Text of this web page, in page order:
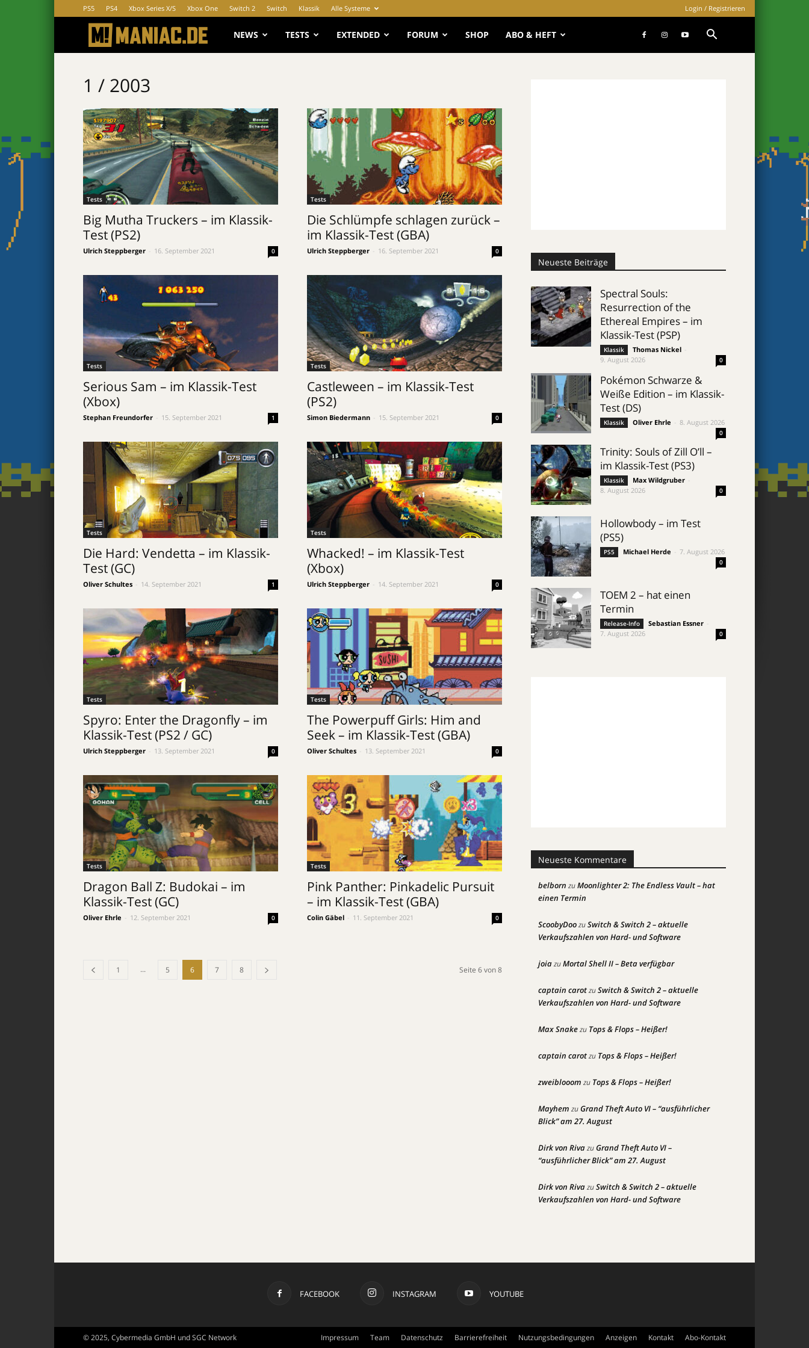
PS5 PS4 Xbox Series X/S Xbox One Switch 2 Switch Klassik Alle Systeme Login / Registrieren
MANIAC.de
NEWS TESTS EXTENDED FORUM SHOP ABO & HEFT
1 / 2003
Tests
Big Mutha Truckers – im Klassik-
Test (PS2)
Ulrich Steppberger 16. September 2021 0
Tests
Die Schlümpfe schlagen zurück –
im Klassik-Test (GBA)
Ulrich Steppberger 16. September 2021 0
Tests
Serious Sam – im Klassik-Test
(Xbox)
Stephan Freundorfer 15. September 2021 1
Tests
Castleween – im Klassik-Test
(PS2)
Simon Biedermann 15. September 2021 0
Tests
Die Hard: Vendetta – im Klassik-
Test (GC)
Oliver Schultes 14. September 2021 1
Tests
Whacked! – im Klassik-Test
(Xbox)
Ulrich Steppberger 14. September 2021 0
Tests
Spyro: Enter the Dragonfly – im
Klassik-Test (PS2 / GC)
Ulrich Steppberger 13. September 2021 0
Tests
The Powerpuff Girls: Him and
Seek – im Klassik-Test (GBA)
Oliver Schultes 13. September 2021 0
Tests
Dragon Ball Z: Budokai – im
Klassik-Test (GC)
Oliver Ehrle 12. September 2021 0
Tests
Pink Panther: Pinkadelic Pursuit
– im Klassik-Test (GBA)
Colin Gäbel 11. September 2021 0
1 ... 5 6 7 8 Seite 6 von 8
Neueste Beiträge
Spectral Souls:
Resurrection of the
Ethereal Empires – im
Klassik-Test (PSP)
Klassik Thomas Nickel
9. August 2026
0
Pokémon Schwarze &
Weiße Edition – im Klassik-
Test (DS)
Klassik Oliver Ehrle 8. August 2026
0
Trinity: Souls of Zill O’ll –
im Klassik-Test (PS3)
Klassik Max Wildgruber
8. August 2026
0
Hollowbody – im Test
(PS5)
PS5 Michael Herde 7. August 2026
0
TOEM 2 – hat einen
Termin
Release-Info Sebastian Essner
7. August 2026
0
Neueste Kommentare
belborn zuMoonlighter 2: The Endless Vault – hat
einen Termin
ScoobyDoozuSwitch & Switch 2 – aktuelle
Verkaufszahlen von Hard- und Software
joiazuMortal Shell II – Beta verfügbar
captain carotzuSwitch & Switch 2 – aktuelle
Verkaufszahlen von Hard- und Software
Max Snakezu Tops & Flops – Heißer!
captain carotzu Tops & Flops – Heißer!
zweiblooom zu Tops & Flops – Heißer!
Mayhem zuGrand Theft Auto VI – “ausführlicher
Blick” am 27. August
Dirk von RivazuGrand Theft Auto VI –
“ausführlicher Blick” am 27. August
Dirk von RivazuSwitch & Switch 2 – aktuelle
Verkaufszahlen von Hard- und Software
FACEBOOK INSTAGRAM YOUTUBE
Impressum Team Datenschutz Barrierefreiheit Nutzungsbedingungen Anzeigen Kontakt Abo-Kontakt
© 2025, Cybermedia GmbH und SGC Network